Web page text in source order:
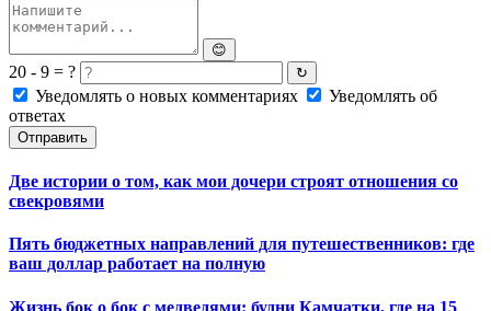
😊
20 - 9 = ? ↻
Уведомлять о новых комментариях
Уведомлять об
ответах
Отправить
Две истории о том, как мои дочери строят отношения со
свекровями
Пять бюджетных направлений для путешественников: где
ваш доллар работает на полную
Жизнь бок о бок с медведями: будни Камчатки, где на 15